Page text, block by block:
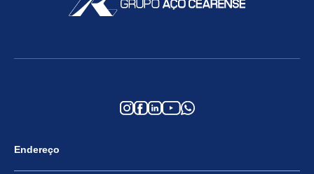
Endereço